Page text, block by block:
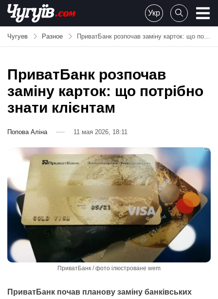
Skip
content
Chuguiv
Укр
Чугуев Разное ПриватБанк розпочав заміну карток: що потрібно знати клієнтам
ПриватБанк розпочав
заміну карток: що потрібно
знати клієнтам
Попова Аліна 11 мая 2026, 18:11
ПриватБанк / фото ілюстроване wem
ПриватБанк почав планову заміну банківських